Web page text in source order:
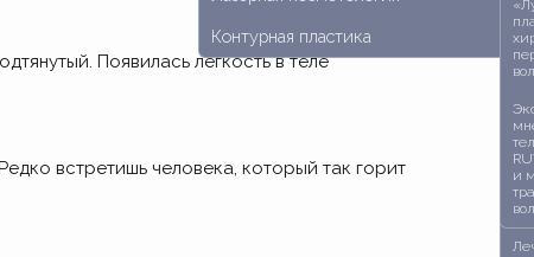
Контурная пластика
и
Появилась легкость в теле
встретишь человека, который так горит